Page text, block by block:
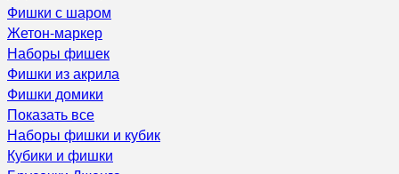
Фишки с шаром
Жетон-маркер
Наборы фишек
Фишки из акрила
Фишки домики
Показать все
Наборы фишки и кубик
Кубики и фишки